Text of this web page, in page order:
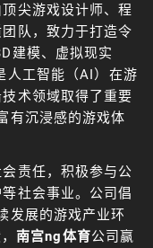
尖游戏设计师、程
队，致力于打造令
建模、虚拟现实
人工智能（AI）在游
术领域取得了重要
有沉浸感的游戏体
责任，积极参与公
社会事业。公司倡
发展的游戏产业环
南宫ng体育公司赢